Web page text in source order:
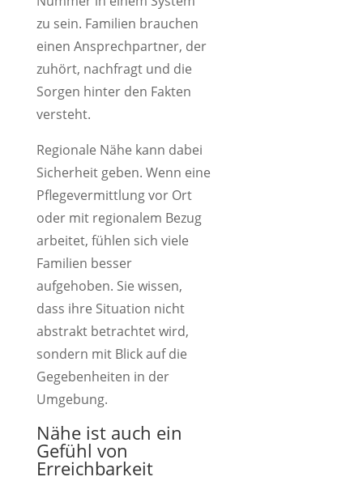
zu sein. Familien brauchen
einen Ansprechpartner, der
zuhört, nachfragt und die
Sorgen hinter den Fakten
versteht.
Regionale Nähe kann dabei
Sicherheit geben. Wenn eine
Pflegevermittlung vor Ort
oder mit regionalem Bezug
arbeitet, fühlen sich viele
Familien besser
aufgehoben. Sie wissen,
dass ihre Situation nicht
abstrakt betrachtet wird,
sondern mit Blick auf die
Gegebenheiten in der
Umgebung.
Nähe ist auch ein
Gefühl von
Erreichbarkeit